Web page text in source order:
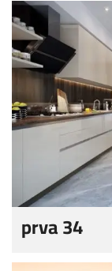
prva 34